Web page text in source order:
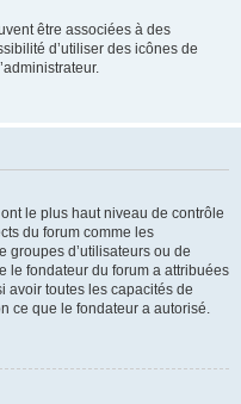
être associées à des
d’utiliser des icônes de
le plus haut niveau de contrôle
du forum comme les
groupes d’utilisateurs ou de
le fondateur du forum a attribuées
avoir toutes les capacités de
ce que le fondateur a autorisé.